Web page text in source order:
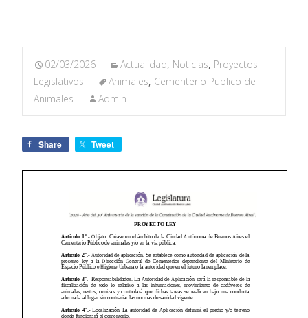
02/03/2026 Actualidad, Noticias, Proyectos
Legislativos
Animales, Cementerio Publico de
Animales
Admin
Share Tweet